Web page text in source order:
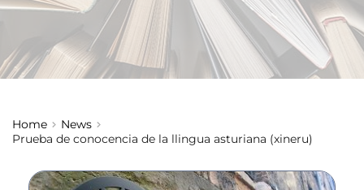
Home
News
Prueba de conocencia de la llingua asturiana (xineru)